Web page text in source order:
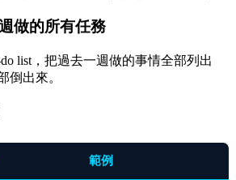
做的所有任務
list，把過去一週做的事情全部列出
倒出來。
範例